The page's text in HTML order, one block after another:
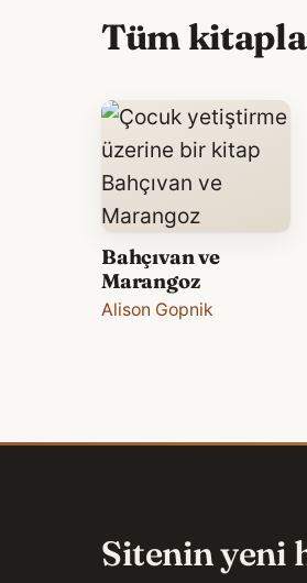
Tüm
Bahçıvan ve
Marangoz
Alison Gopnik
Sitenin yeni